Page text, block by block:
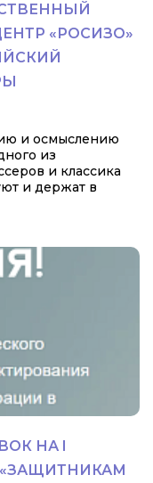
«РОСИЗО»
и осмыслению
из
и классика
и держат в
НА I